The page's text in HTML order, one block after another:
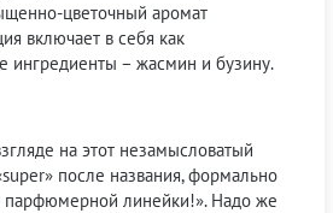
цветочный аромат
включает в себя как
ингредиенты – жасмин и бузину.
на этот незамысловатый
после названия, формально
парфюмерной линейки!». Надо же